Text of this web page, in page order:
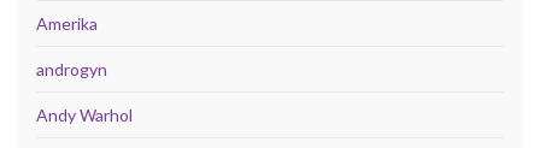
Amerika
androgyn
Andy Warhol